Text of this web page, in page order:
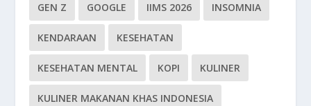
GEN Z GOOGLE IIMS 2026 INSOMNIA
KENDARAAN KESEHATAN
KESEHATAN MENTAL KOPI KULINER
KULINER MAKANAN KHAS INDONESIA